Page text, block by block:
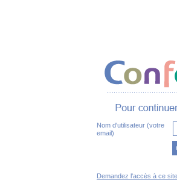
Nom d'utilisateur (votre
email)
Demandez l'accès à ce site